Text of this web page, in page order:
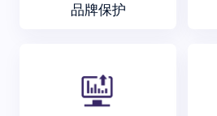
品牌保护